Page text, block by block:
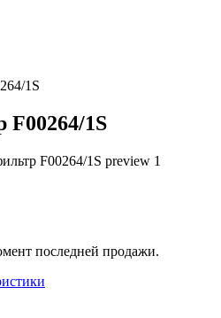
1S
1S
последней продажи.